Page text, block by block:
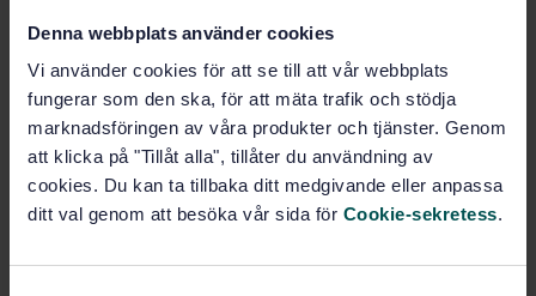
Denna webbplats använder cookies
Vi använder cookies för att se till att vår webbplats
fungerar som den ska, för att mäta trafik och stödja
marknadsföringen av våra produkter och tjänster. Genom
att klicka på "Tillåt alla", tillåter du användning av
cookies. Du kan ta tillbaka ditt medgivande eller anpassa
ditt val genom att besöka vår sida för Cookie-sekretess.
STANDARD
SWEDISH STANDARD · SS-ISO 9247:1999
Earth-moving machinery - Electrical wires and cables
- Principles of identification and marking (ISO
9247:1990, IDT)
Subscribe on standards - Read more